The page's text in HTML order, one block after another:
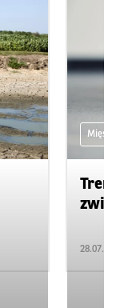
Mięso
28.07.2026